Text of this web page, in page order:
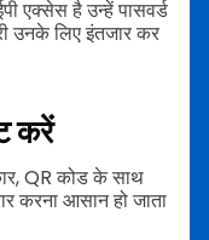
एक्सेस है उन्हें पासवर्ड
उनके लिए इंतजार कर
करें
QR कोड के साथ
करना आसान हो जाता